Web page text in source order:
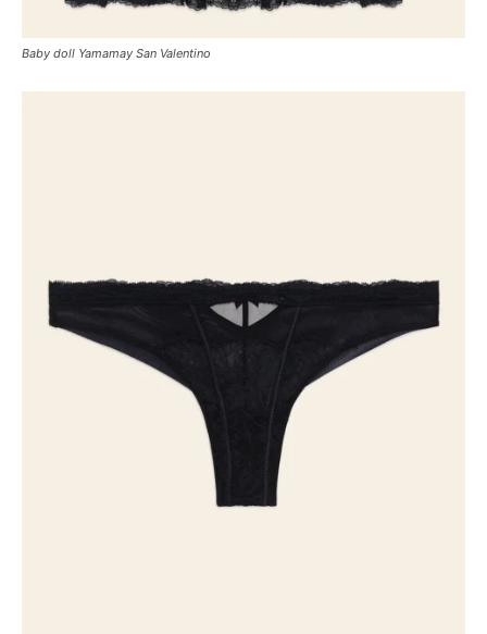
Baby doll Yamamay San Valentino